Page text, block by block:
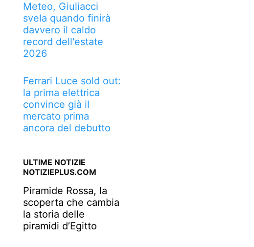
Meteo, Giuliacci
svela quando finirà
davvero il caldo
record dell'estate
2026
Ferrari Luce sold out:
la prima elettrica
convince già il
mercato prima
ancora del debutto
ULTIME NOTIZIE
NOTIZIEPLUS.COM
Piramide Rossa, la
scoperta che cambia
la storia delle
piramidi d’Egitto